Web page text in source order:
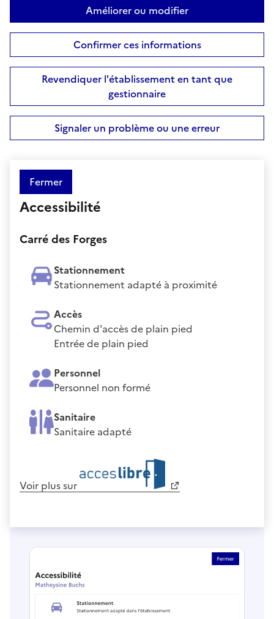
Améliorer ou modifier
Confirmer ces informations
Revendiquer l'établissement en tant que
gestionnaire
Signaler un problème ou une erreur
Fermer
Accessibilité
Carré des Forges
Stationnement
Stationnement adapté à proximité
Accès
Chemin d'accès de plain pied
Entrée de plain pied
Personnel
Personnel non formé
Sanitaire
Sanitaire adapté
Voir plus sur